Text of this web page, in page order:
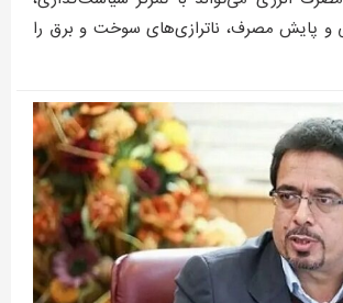
و پایش مصرف، ناترازی‌های سوخت و برق را